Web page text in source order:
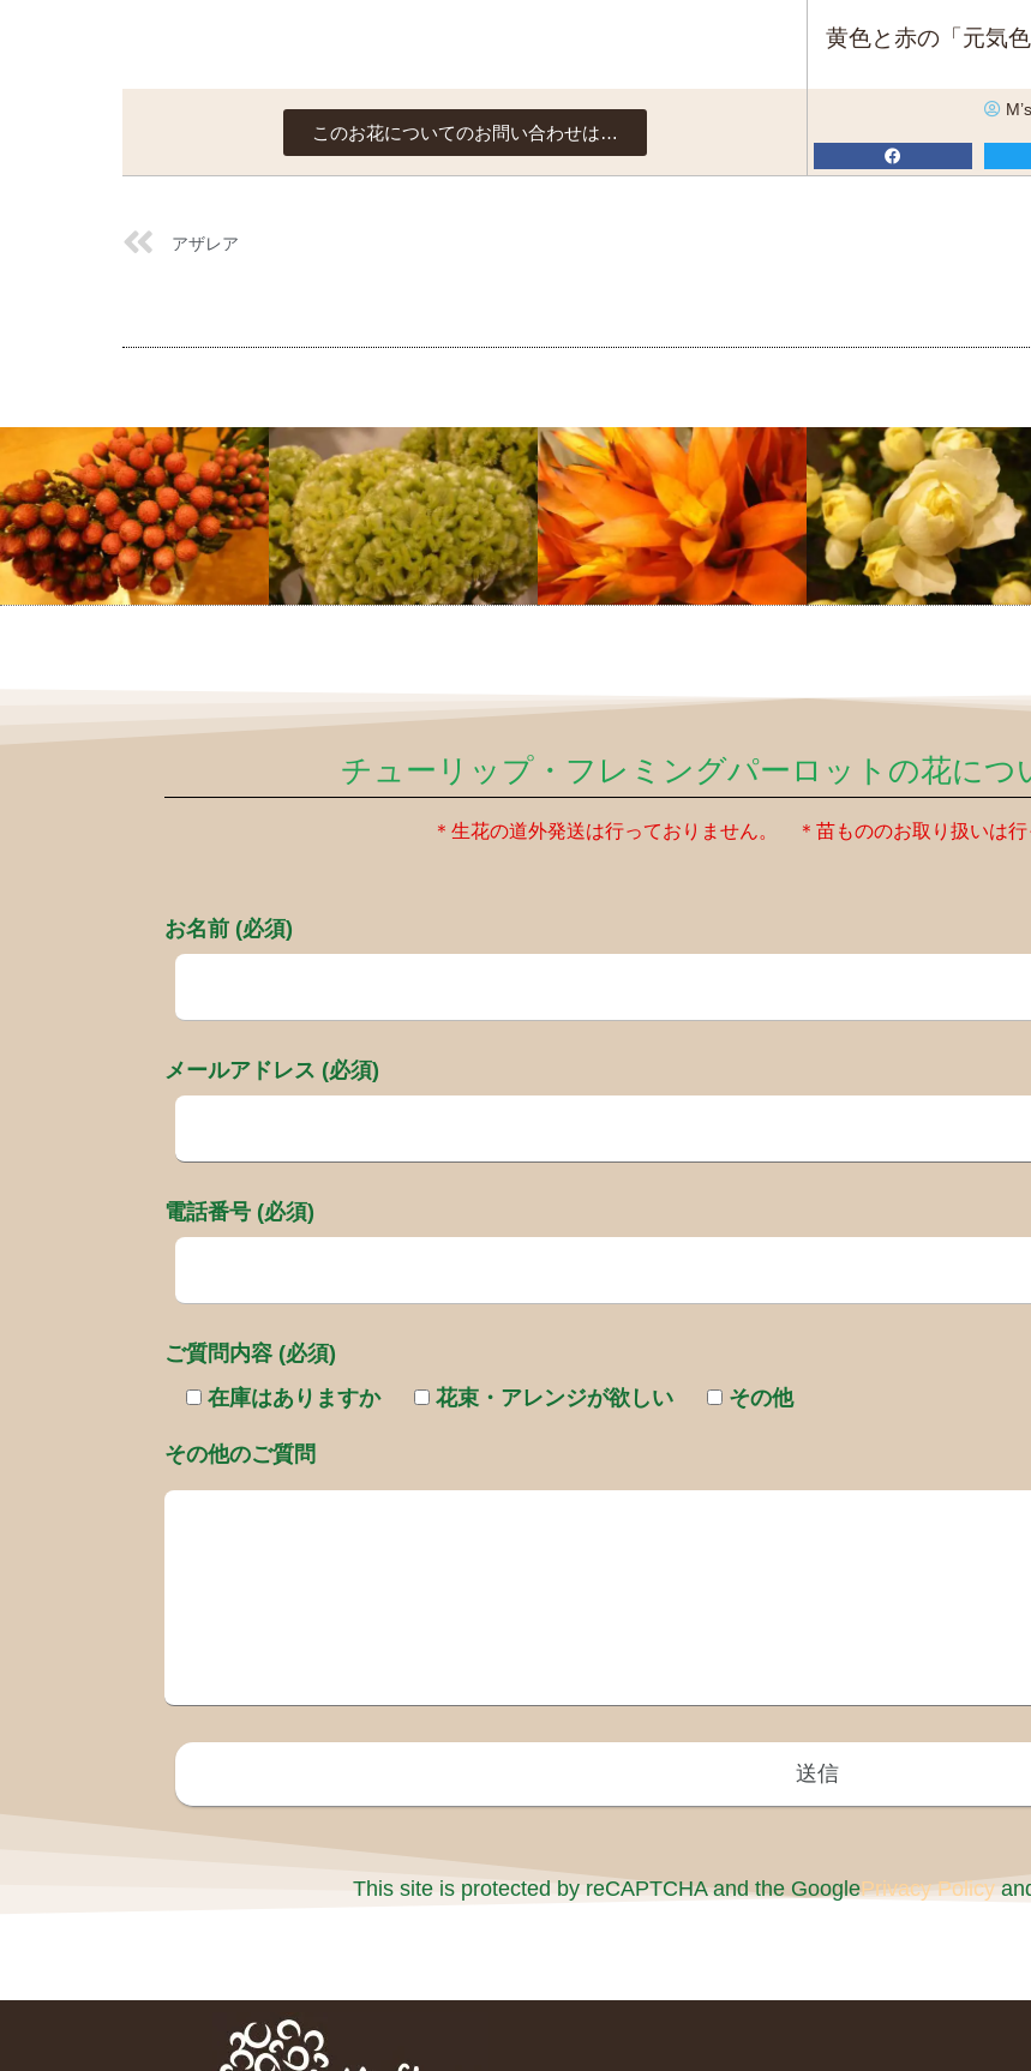
黄色と赤の「元気
このお花についてのお問い合わせは…
アザレア
チューリップ・フレミングパーロットの花につ
＊生花の道外発送は行っておりません。 ＊苗もののお取り扱いは行
お名前 (必須)
メールアドレス (必須)
電話番号 (必須)
ご質問内容 (必須)
在庫はありますか
花束・アレンジが欲しい その他
その他のご質問
This site is protected by reCAPTCHA and the GooglePrivacy Policy